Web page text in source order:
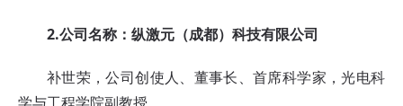
2.公司名称：纵激元（成都）科技有限公司
补世荣，公司创使人、董事长、首席科学家，光电科